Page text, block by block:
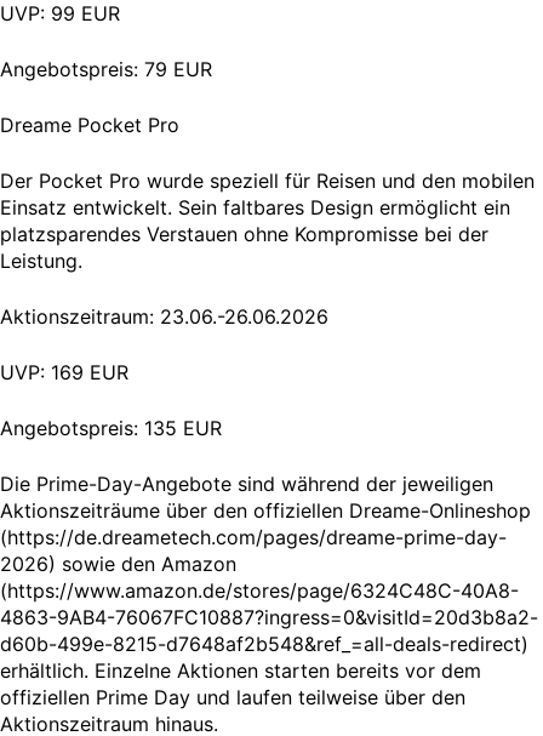
UVP: 99 EUR
Angebotspreis: 79 EUR
Dreame Pocket Pro
Der Pocket Pro wurde speziell für Reisen und den mobilen
Einsatz entwickelt. Sein faltbares Design ermöglicht ein
platzsparendes Verstauen ohne Kompromisse bei der
Leistung.
Aktionszeitraum: 23.06.-26.06.2026
UVP: 169 EUR
Angebotspreis: 135 EUR
Die Prime-Day-Angebote sind während der jeweiligen
Aktionszeiträume über den offiziellen Dreame-Onlineshop
(https://de.dreametech.com/pages/dreame-prime-day-
2026) sowie den Amazon
(https://www.amazon.de/stores/page/6324C48C-40A8-
4863-9AB4-76067FC10887?ingress=0&visitId=20d3b8a2-
d60b-499e-8215-d7648af2b548&ref_=all-deals-redirect)
erhältlich. Einzelne Aktionen starten bereits vor dem
offiziellen Prime Day und laufen teilweise über den
Aktionszeitraum hinaus.